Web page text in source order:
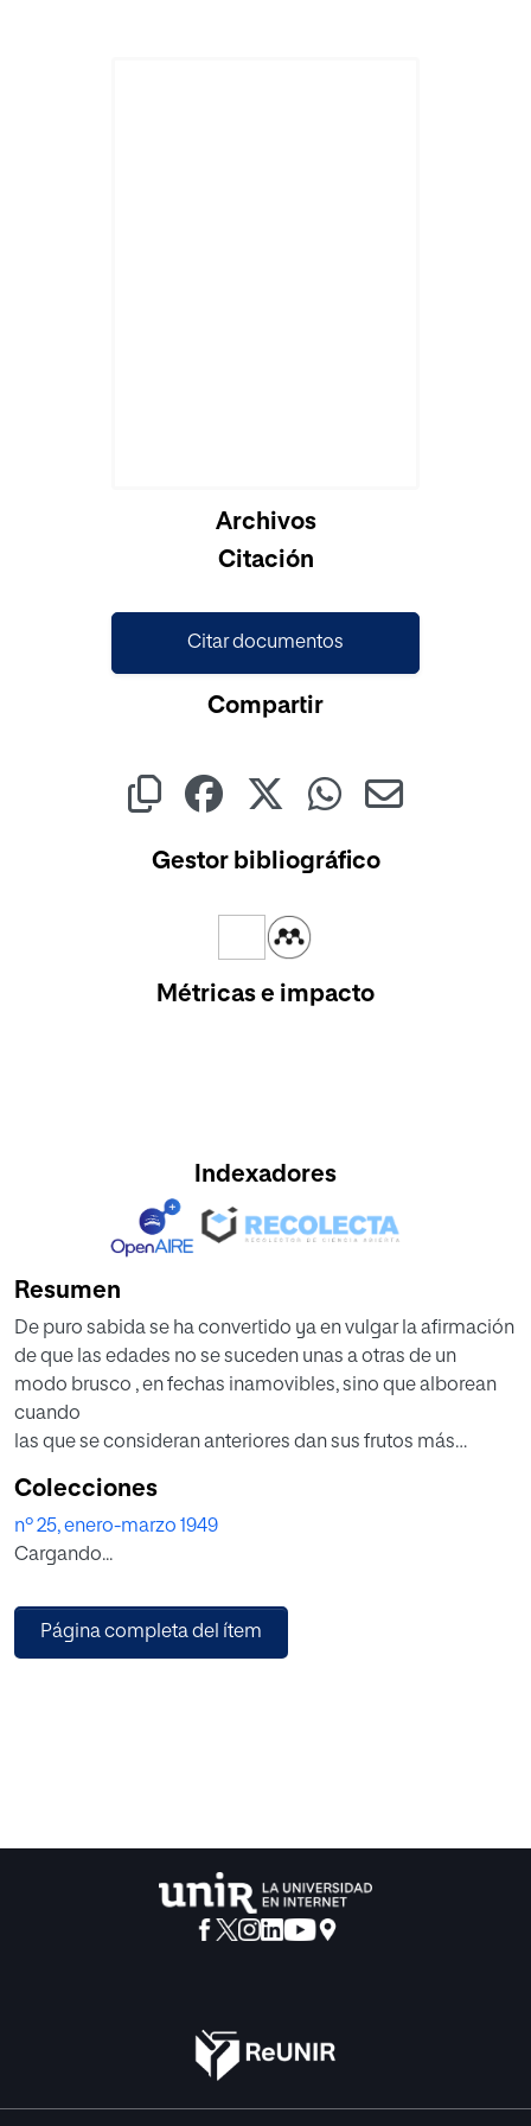
Archivos
Citación
Citar documentos
Compartir
Gestor bibliográfico
Métricas e impacto
Indexadores
Resumen
De puro sabida se ha convertido ya en vulgar la afirmación
de que las edades no se suceden unas a otras de un
modo brusco , en fechas inamovibles, sino que alborean
cuando
las que se consideran anteriores dan sus frutos más
Quizá pudiera redondearse la frase añadiendo que
ninguna
edad muere del todo, y que en la Humanidad actual,
sería fácil encontrar tipos representativos de pasadas
épocas.
Colecciones
nº 25, enero-marzo 1949
Cargando...
Página completa del ítem